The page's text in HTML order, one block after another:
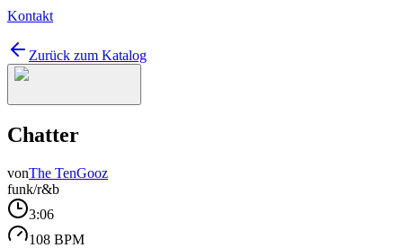
Kontakt
Zurück zum Katalog
Chatter
vonThe TenGooz
funk/r&b
3:06
108 BPM